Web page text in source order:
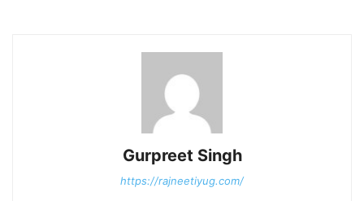
Gurpreet Singh
https://rajneetiyug.com/